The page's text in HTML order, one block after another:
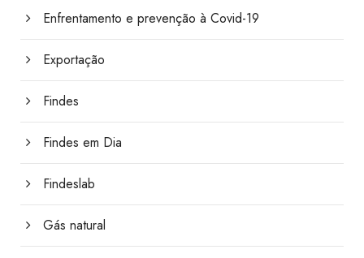
Enfrentamento e prevenção à Covid-19
Exportação
Findes
Findes em Dia
Findeslab
Gás natural